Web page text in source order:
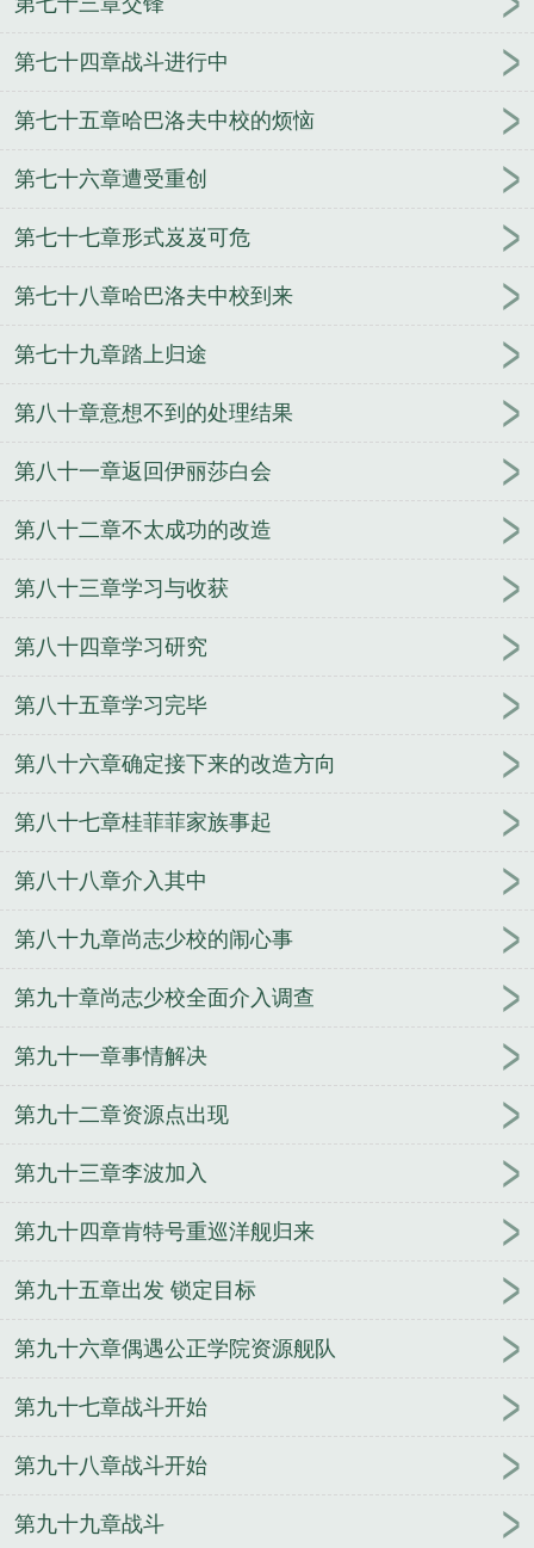
第七十四章战斗进行中
第七十五章哈巴洛夫中校的烦恼
第七十六章遭受重创
第七十七章形式岌岌可危
第七十八章哈巴洛夫中校到来
第七十九章踏上归途
第八十章意想不到的处理结果
第八十一章返回伊丽莎白会
第八十二章不太成功的改造
第八十三章学习与收获
第八十四章学习研究
第八十五章学习完毕
第八十六章确定接下来的改造方向
第八十七章桂菲菲家族事起
第八十八章介入其中
第八十九章尚志少校的闹心事
第九十章尚志少校全面介入调查
第九十一章事情解决
第九十二章资源点出现
第九十三章李波加入
第九十四章肯特号重巡洋舰归来
第九十五章出发 锁定目标
第九十六章偶遇公正学院资源舰队
第九十七章战斗开始
第九十八章战斗开始
第九十九章战斗